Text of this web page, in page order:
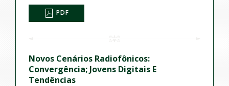
PDF
Novos Cenários Radiofônicos:
Convergência; Jovens Digitais E
Tendências